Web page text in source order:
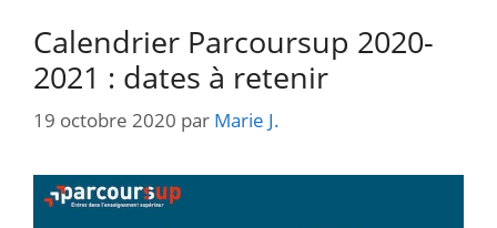
Calendrier Parcoursup 2020-
2021 : dates à retenir
19 octobre 2020 par Marie J.